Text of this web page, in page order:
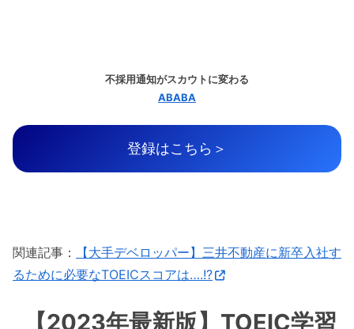
不採用通知がスカウトに変わる
ABABA
登録はこちら＞
関連記事：
【大手デベロッパー】三井不動産に新卒入社す
るために必要なTOEICスコアは….!?
【2023年最新版】TOEIC学習